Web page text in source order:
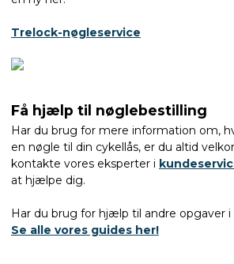
Trelock-nøgleservice
Få hjælp til nøglebestilling
Har du brug for mere information om,
en nøgle til din cykellås, er du altid
kontakte vores eksperter i
at hjælpe dig.
Har du brug for hjælp til andre opgaver
Se alle vores guides her!